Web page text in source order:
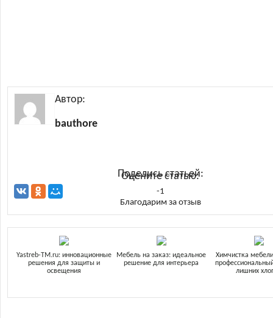
Автор:
bauthore
Поделись статьей:
Оцените статью:
-1
Благодарим за отзыв
Yastreb-TM.ru: инновационные
решения для защиты и
освещения
Мебель на заказ: идеальное
решение для интерьера
Химчистка
лишних